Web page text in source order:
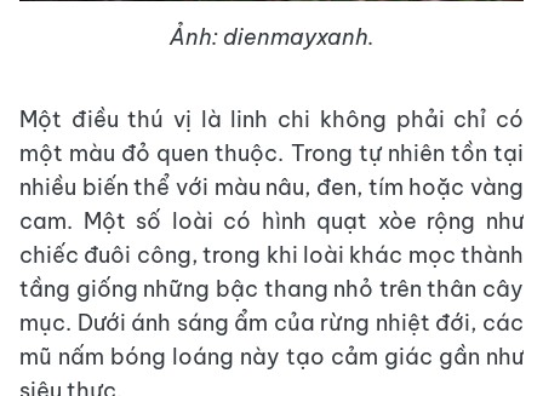
Ảnh: dienmayxanh.
Một điều thú vị là linh chi không phải chỉ có
một màu đỏ quen thuộc. Trong tự nhiên tồn tại
nhiều biến thể với màu nâu, đen, tím hoặc vàng
cam. Một số loài có hình quạt xòe rộng như
chiếc đuôi công, trong khi loài khác mọc thành
tầng giống những bậc thang nhỏ trên thân cây
mục. Dưới ánh sáng ẩm của rừng nhiệt đới, các
mũ nấm bóng loáng này tạo cảm giác gần như